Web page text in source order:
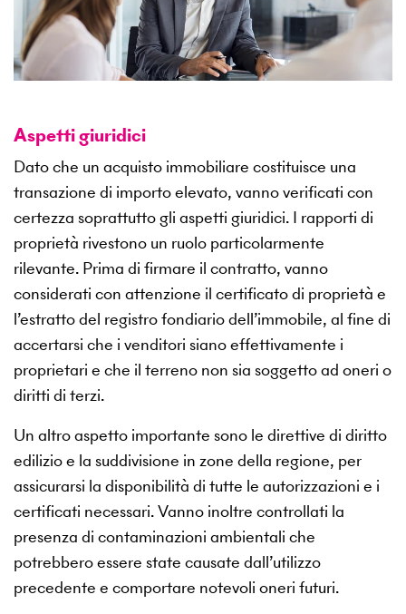
Aspetti giuridici
Dato che un acquisto immobiliare costituisce una
transazione di importo elevato, vanno verificati con
certezza soprattutto gli aspetti giuridici. I rapporti di
proprietà rivestono un ruolo particolarmente
rilevante. Prima di firmare il contratto, vanno
considerati con attenzione il certificato di proprietà e
l’estratto del registro fondiario dell’immobile, al fine di
accertarsi che i venditori siano effettivamente i
proprietari e che il terreno non sia soggetto ad oneri o
diritti di terzi.
Un altro aspetto importante sono le direttive di diritto
edilizio e la suddivisione in zone della regione, per
assicurarsi la disponibilità di tutte le autorizzazioni e i
certificati necessari. Vanno inoltre controllati la
presenza di contaminazioni ambientali che
potrebbero essere state causate dall’utilizzo
precedente e comportare notevoli oneri futuri.